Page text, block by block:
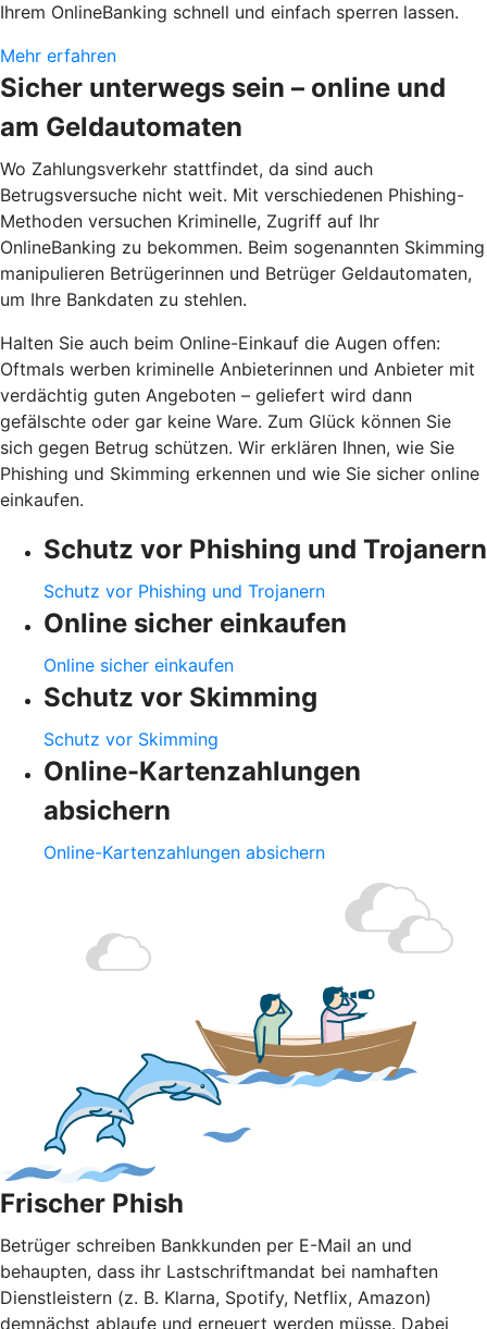
Ihrem OnlineBanking schnell und einfach sperren lassen.
Mehr erfahren
Sicher unterwegs sein – online und
am Geldautomaten
Wo Zahlungsverkehr stattfindet, da sind auch
Betrugsversuche nicht weit. Mit verschiedenen Phishing-
Methoden versuchen Kriminelle, Zugriff auf Ihr
OnlineBanking zu bekommen. Beim sogenannten Skimming
manipulieren Betrügerinnen und Betrüger Geldautomaten,
um Ihre Bankdaten zu stehlen.
Halten Sie auch beim Online-Einkauf die Augen offen:
Oftmals werben kriminelle Anbieterinnen und Anbieter mit
verdächtig guten Angeboten – geliefert wird dann
gefälschte oder gar keine Ware. Zum Glück können Sie
sich gegen Betrug schützen. Wir erklären Ihnen, wie Sie
Phishing und Skimming erkennen und wie Sie sicher online
einkaufen.
Schutz vor Phishing und Trojanern
Schutz vor Phishing und Trojanern
Online sicher einkaufen
Online sicher einkaufen
Schutz vor Skimming
Schutz vor Skimming
Online-Kartenzahlungen
absichern
Online-Kartenzahlungen absichern
Frischer Phish
Betrüger schreiben Bankkunden per E-Mail an und
behaupten, dass ihr Lastschriftmandat bei namhaften
Dienstleistern (z. B. Klarna, Spotify, Netflix, Amazon)
demnächst ablaufe und erneuert werden müsse. Dabei